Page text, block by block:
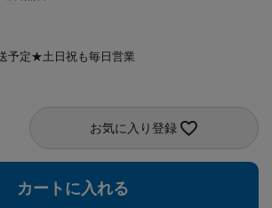
予定★土日祝も毎日営業
お気に入り登録
カートに入れる